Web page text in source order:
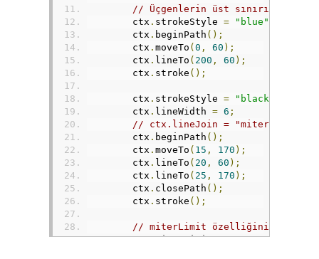
// Üçgenlerin üst sınırını
        ctx
. strokeStyle = "blue"
        ctx
. beginPath ();
        ctx
. moveTo ( 0 , 60 );
        ctx
. lineTo ( 200 , 60 );
        ctx
. stroke ();
        ctx
. strokeStyle = "black"
        ctx
. lineWidth = 6 ;
// ctx.lineJoin = "miter"; //
        ctx
. beginPath ();
        ctx
. moveTo ( 15 , 170 );
        ctx
. lineTo ( 20 , 60 );
        ctx
. lineTo ( 25 , 170 );
        ctx
. closePath ();
        ctx
. stroke ();
// miterLimit özelliğini çizgi
        ctx
.miterLimit = 23;